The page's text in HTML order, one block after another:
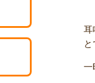
耳
と
一